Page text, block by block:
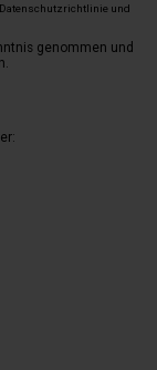
Datenschutzrichtlinie und
genommen und